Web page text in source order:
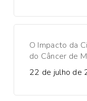
O Impacto da
do Câncer de
22 de julho de